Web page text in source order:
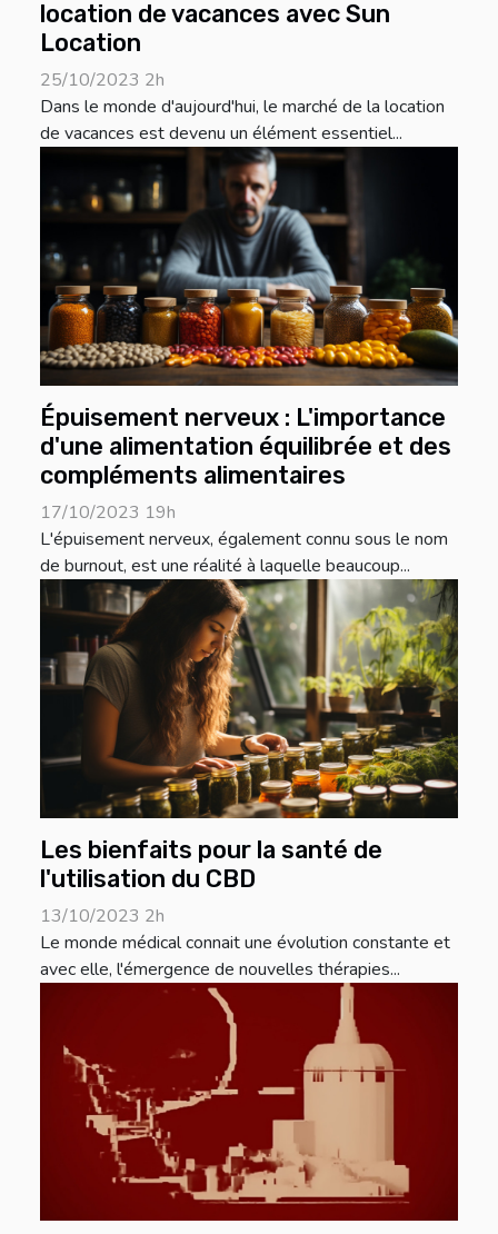
location de vacances avec Sun
Location
25/10/2023 2h
Dans le monde d'aujourd'hui, le marché de la location
de vacances est devenu un élément essentiel...
Épuisement nerveux : L'importance
d'une alimentation équilibrée et des
compléments alimentaires
17/10/2023 19h
L'épuisement nerveux, également connu sous le nom
de burnout, est une réalité à laquelle beaucoup...
Les bienfaits pour la santé de
l'utilisation du CBD
13/10/2023 2h
Le monde médical connait une évolution constante et
avec elle, l'émergence de nouvelles thérapies...